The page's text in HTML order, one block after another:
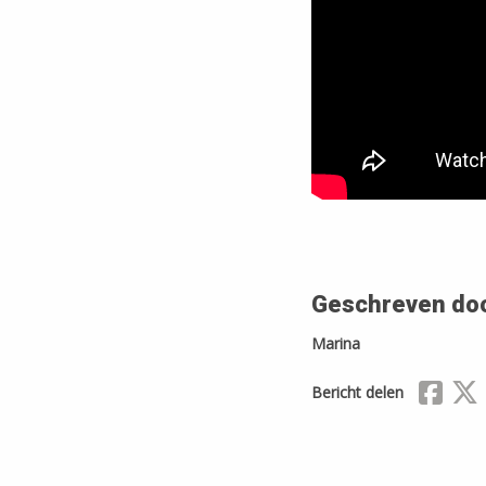
Geschreven
Marina
Bericht delen